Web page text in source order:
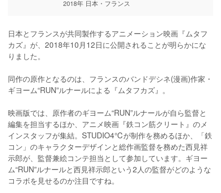
2018年 日本・フランス
日本とフランスが共同製作するアニメーション映画『ムタフ
カズ』が、2018年10月12日に公開されることが明らかにな
りました。
同作の原作となるのは、フランスのバンドデシネ(漫画)作家・
ギヨーム“RUN”ルナールによる『ムタフカズ』。
映画版では、原作者のギヨーム“RUN”ルナールが自ら監督と
編集を担当するほか、アニメ映画『鉄コン筋クリート』のメ
インスタッフが集結。STUDIO4℃が制作を務めるほか、「鉄
コン」のキャラクターデザインと総作画監督を務めた西見祥
示郎が、監督兼絵コンテ担当として参加しています。ギヨー
ム“RUN”ルナールと西見祥示郎という2人の監督がどのような
コラボを見せるのか注目ですね。